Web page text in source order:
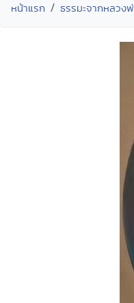
หน้าแรก ธรรมะจากหลวง